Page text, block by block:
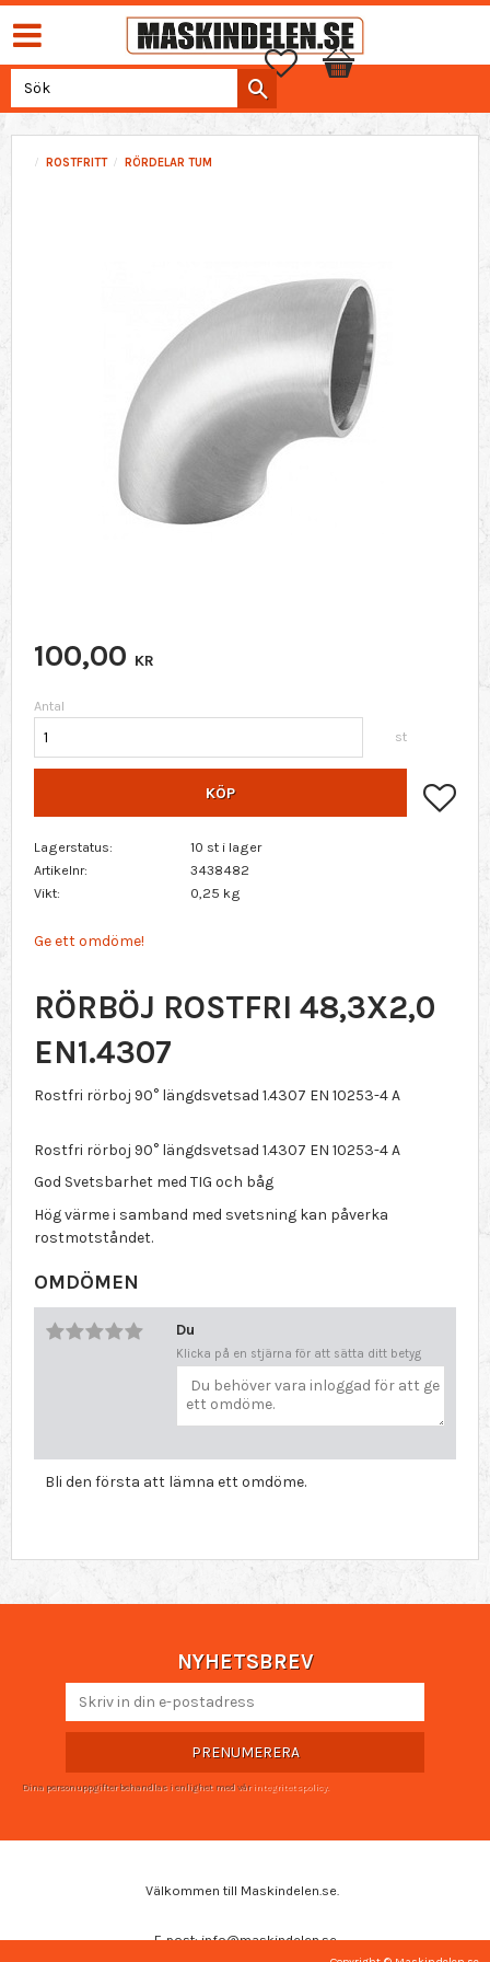
Favoriter
Kundvagn
ROSTFRITT RÖRDELAR TUM
100,00 KR
Antal
st
KÖP
Lagerstatus
10 st i lager
Artikelnr
3438482
Vikt
0,25 kg
Ge ett omdöme!
RÖRBÖJ ROSTFRI 48,3X2,0
EN1.4307
Rostfri rörboj 90° längdsvetsad 1.4307 EN 10253-4 A
Rostfri rörboj 90° längdsvetsad 1.4307 EN 10253-4 A
God Svetsbarhet med TIG och båg
Hög värme i samband med svetsning kan påverka
rostmotståndet.
OMDÖMEN
Du
Klicka på en stjärna för att sätta ditt betyg
Bli den första att lämna ett omdöme.
NYHETSBREV
PRENUMERERA
Dina personuppgifter behandlas i enlighet med vår integritetspolicy.
Välkommen till Maskindelen.se.
E-post: info@maskindelen.se